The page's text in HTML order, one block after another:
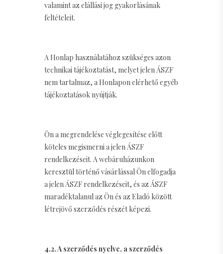
valamint az elállási jog gyakorlásának
feltételeit.
A Honlap használatához szükséges azon
technikai tájékoztatást, melyet jelen ÁSZF
nem tartalmaz, a Honlapon elérhető egyéb
tájékoztatások nyújtják.
Ön a megrendelése véglegesítése előtt
köteles megismerni a jelen ÁSZF
rendelkezéseit. A webáruházunkon
keresztül történő vásárlással Ön elfogadja
a jelen ÁSZF rendelkezéseit, és az ÁSZF
maradéktalanul az Ön és az Eladó között
létrejövő szerződés részét képezi.
4.2. A szerződés nyelve, a szerződés